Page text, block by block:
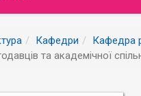
Кафедри Кафедра
та академічної